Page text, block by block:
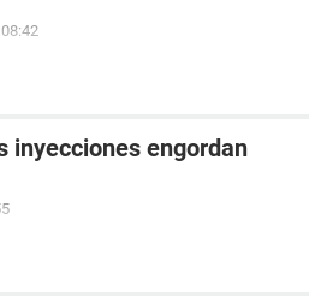
inyecciones engordan